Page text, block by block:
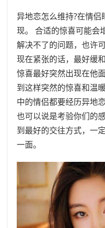
异地恋怎么维持?在情
现。 合适的惊喜可能会
解决不了的问题，也许
现在紧张的话，最好缓
惊喜最好突然出现在他
到这样突然的惊喜和温
中的情侣都要经历异地
也可以说是考验你们的
到最好的交往方式，一
一面。